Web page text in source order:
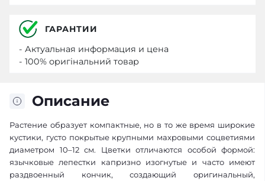
Описание
Растение образует компактные, но в то же время широкие
кустики, густо покрытые крупными махровыми соцветиями
диаметром 10–12 см. Цветки отличаются особой формой:
язычковые лепестки капризно изогнутые и часто имеют
раздвоенный кончик, создающий оригинальный,
ГАРАНТИИ
- Актуальная информация и цена
- 100% оригінальний товар